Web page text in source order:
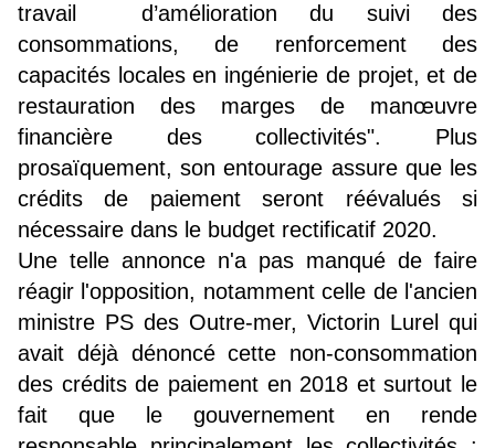
travail d’amélioration du suivi des
consommations, de renforcement des
capacités locales en ingénierie de projet, et de
restauration des marges de manœuvre
financière des collectivités". Plus
prosaïquement, son entourage assure que les
crédits de paiement seront réévalués si
nécessaire dans le budget rectificatif 2020.
Une telle annonce n'a pas manqué de faire
réagir l'opposition, notamment celle de l'ancien
ministre PS des Outre-mer, Victorin Lurel qui
avait déjà dénoncé cette non-consommation
des crédits de paiement en 2018 et surtout le
fait que le gouvernement en rende